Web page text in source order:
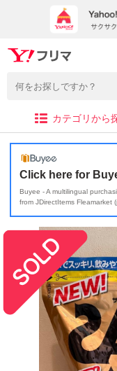
カテゴリから
Click here for
Buyee - A multilingual
from JDirectItems Fleamarket